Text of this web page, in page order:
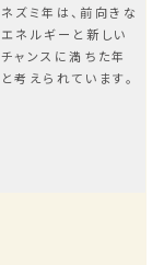
ネズミ年は、前向きな
エネルギーと新しい
チャンスに満ちた年
と考えられています。